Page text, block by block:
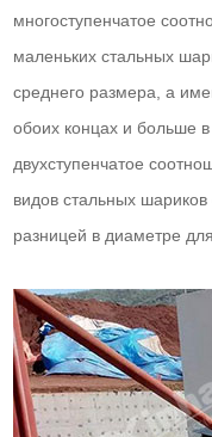
многоступенчатое
маленьких стальных
среднего размера, а
обоих концах и больше
двухступенчатое
видов стальных
разницей в диаметре